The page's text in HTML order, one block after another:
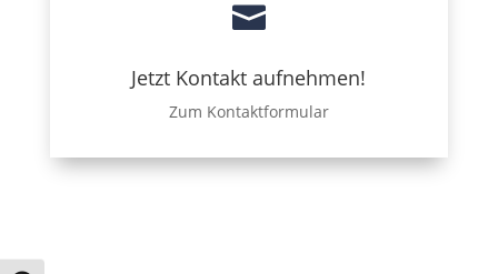

Jetzt Kontakt aufnehmen!
Zum Kontaktformular